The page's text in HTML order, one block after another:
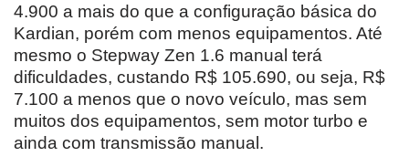
4.900 a mais do que a configuração básica do
Kardian, porém com menos equipamentos. Até
mesmo o Stepway Zen 1.6 manual terá
dificuldades, custando R$ 105.690, ou seja, R$
7.100 a menos que o novo veículo, mas sem
muitos dos equipamentos, sem motor turbo e
ainda com transmissão manual.